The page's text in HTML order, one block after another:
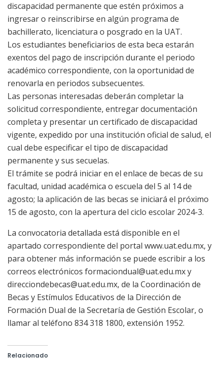
discapacidad permanente que estén próximos a
ingresar o reinscribirse en algún programa de
bachillerato, licenciatura o posgrado en la UAT.
Los estudiantes beneficiarios de esta beca estarán
exentos del pago de inscripción durante el periodo
académico correspondiente, con la oportunidad de
renovarla en periodos subsecuentes.
Las personas interesadas deberán completar la
solicitud correspondiente, entregar documentación
completa y presentar un certificado de discapacidad
vigente, expedido por una institución oficial de salud, el
cual debe especificar el tipo de discapacidad
permanente y sus secuelas.
El trámite se podrá iniciar en el enlace de becas de su
facultad, unidad académica o escuela del 5 al 14 de
agosto; la aplicación de las becas se iniciará el próximo
15 de agosto, con la apertura del ciclo escolar 2024-3.
La convocatoria detallada está disponible en el
apartado correspondiente del portal www.uat.edu.mx, y
para obtener más información se puede escribir a los
correos electrónicos formaciondual@uat.edu.mxy
direcciondebecas@uat.edu.mx, de la Coordinación de
Becas y Estímulos Educativos de la Dirección de
Formación Dual de la Secretaría de Gestión Escolar, o
llamar al teléfono 834 318 1800, extensión 1952.
Relacionado